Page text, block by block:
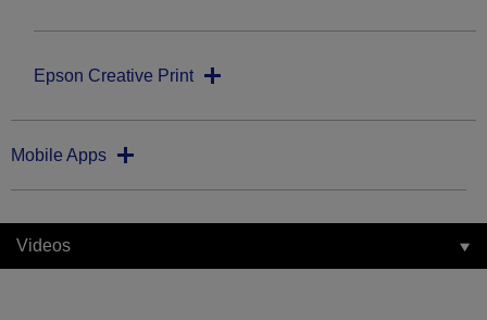
Epson Creative Print
Mobile Apps
Videos